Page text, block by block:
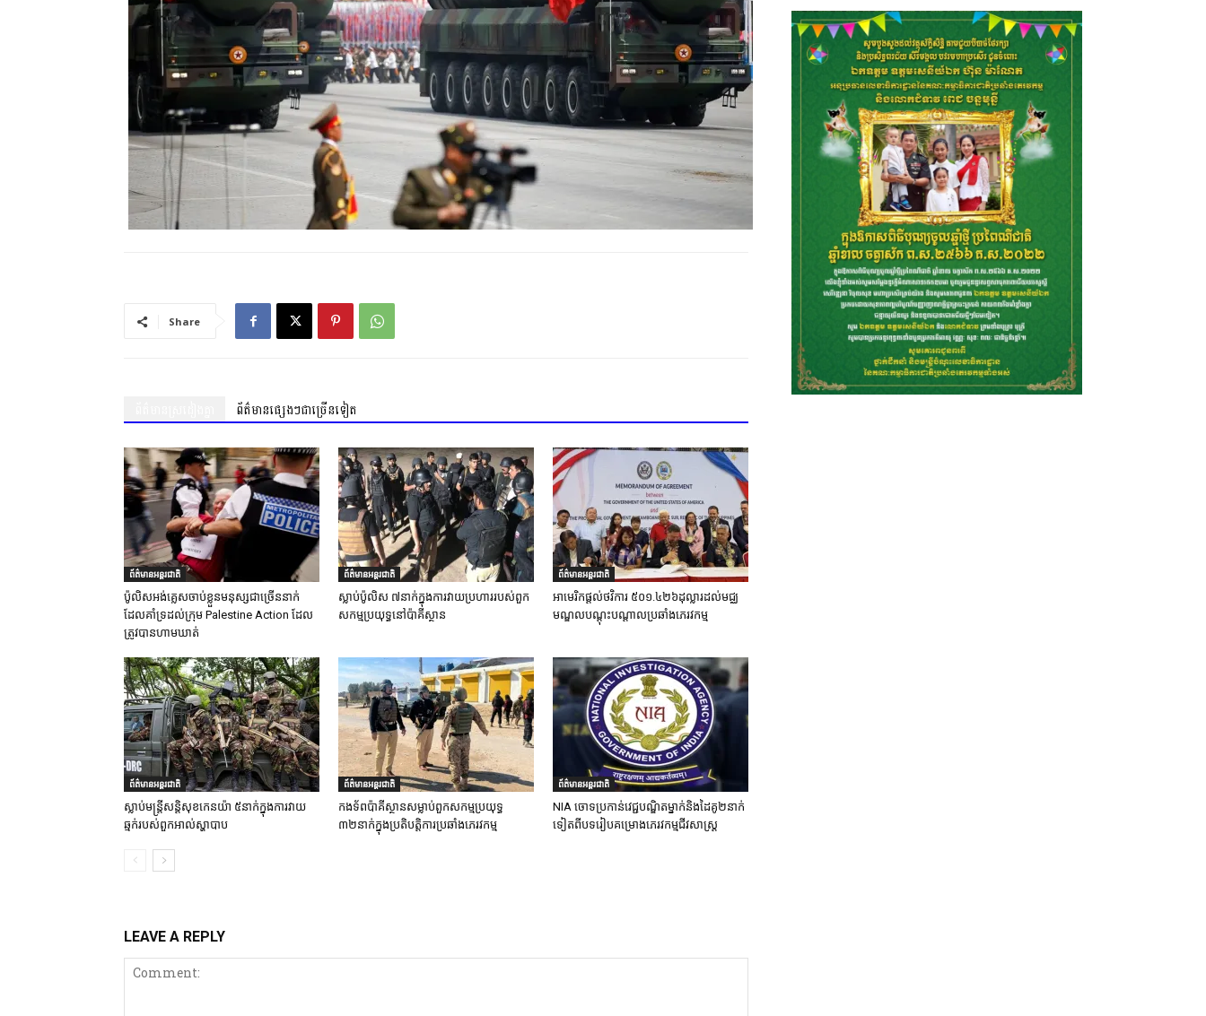
Share
ព័ត៌មានផ្សេងៗជាច្រើនទៀត
ព័ត៌មានអន្តរជាតិ
ប៉ូលិសអង់គ្លេសចាប់ខ្លួនមនុស្សជាច្រើននាក់
ដែលគាំទ្រដល់ក្រុម Palestine Action ដែល
ត្រូវបានហាមឃាត់
ព័ត៌មានអន្តរជាតិ
ស្លាប់ប៉ូលិស ៧នាក់ក្នុងការវាយប្រហាររបស់ពួក
សកម្មប្រយុទ្ធនៅប៉ាគីស្ថាន
ព័ត៌មានអន្តរជាតិ
អាមេរិកផ្តល់ថវិការ ៥០១.៤២៦ដុល្លារដល់មជ្ឈ
មណ្ឌលបណ្តុះបណ្តាលប្រឆាំងភេរវកម្ម
ព័ត៌មានអន្តរជាតិ
ស្លាប់មន្ត្រីសន្តិសុខកេនយ៉ា ៥នាក់ក្នុងការវាយ
ឆ្មក់របស់ពួកអាល់ស្ហាបាប
ព័ត៌មានអន្តរជាតិ
កងទ័ពប៉ាគីស្ថានសម្លាប់ពួកសកម្មប្រយុទ្ធ
៣២នាក់ក្នុងប្រតិបត្តិការប្រឆាំងភេរវកម្ម
ព័ត៌មានអន្តរជាតិ
NIA ចោទប្រកាន់វេជ្ជបណ្ឌិតម្នាក់និងដៃគូ២នាក់
ទៀតពីបទរៀបគម្រោងភេរវកម្មជីវសាស្ត្រ
LEAVE A REPLY